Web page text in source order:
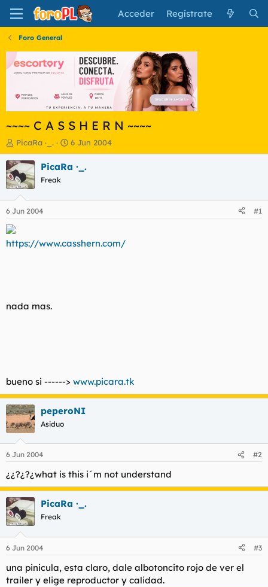
Acceder Regístrate
Foro General
~~~~ C A S S H E R N ~~~~
I
n
i
c
i
a
d
o
d
e
a
PicaRa ·_.
F
e
c
i
c
6 Jun 2004
PicaRa ·_.
Freak
6 Jun 2004 #1
https://www.casshern.com/
nada mas.
bueno si ------> www.picara.tk
peperoNI
Asiduo
6 Jun 2004 #2
¿¿?¿?¿what is this i´m not understand
PicaRa ·_.
Freak
6 Jun 2004 #3
una pinicula, esta claro, dale albotoncito rojo de ver el
trailer y elige reproductor y calidad.